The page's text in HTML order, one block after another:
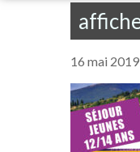
16 mai 2019